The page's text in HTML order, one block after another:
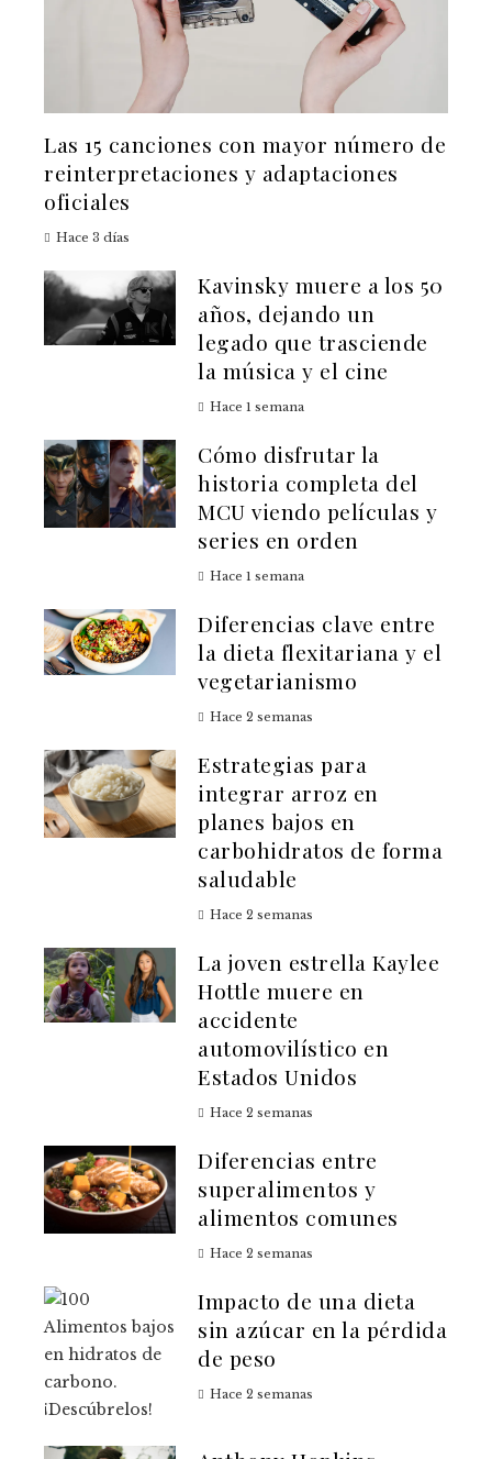
Las 15 canciones con mayor número de
reinterpretaciones y adaptaciones
oficiales
Hace 3 días
Kavinsky muere a los 50
años, dejando un
legado que trasciende
la música y el cine
Hace 1 semana
Cómo disfrutar la
historia completa del
MCU viendo películas y
series en orden
Hace 1 semana
Diferencias clave entre
la dieta flexitariana y el
vegetarianismo
Hace 2 semanas
Estrategias para
integrar arroz en
planes bajos en
carbohidratos de forma
saludable
Hace 2 semanas
La joven estrella Kaylee
Hottle muere en
accidente
automovilístico en
Estados Unidos
Hace 2 semanas
Diferencias entre
superalimentos y
alimentos comunes
Hace 2 semanas
Impacto de una dieta
sin azúcar en la pérdida
de peso
Hace 2 semanas